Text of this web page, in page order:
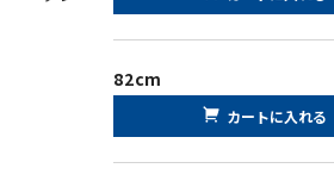
82cm
カートに入れる